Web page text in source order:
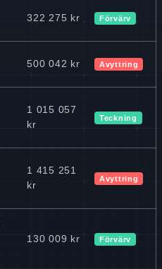
322 275 kr Förvärv
500 042 kr Avyttring
1 015 057
kr
Teckning
1 415 251
kr
Avyttring
130 009 kr Förvärv